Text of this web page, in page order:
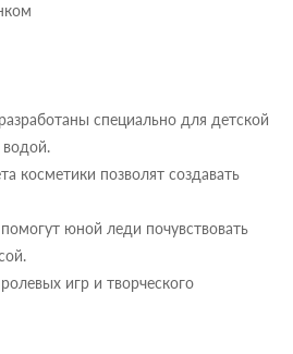
специально для детской
косметики позволят создавать
юной леди почувствовать
игр и творческого